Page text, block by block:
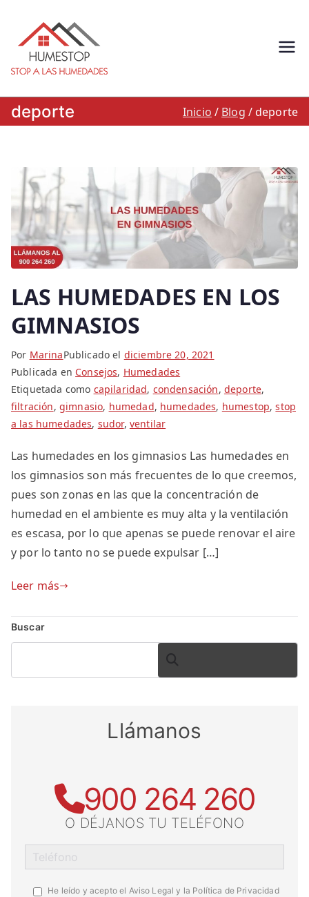
contenido
Stop a las
humedades.
900 264 260
capilaridad, filtracion o
condensacion: Humestop
deporte Inicio Blog deporte
LAS HUMEDADES EN LOS
GIMNASIOS
Por MarinaPublicado el diciembre 20, 2021
Publicada en Consejos, Humedades
Etiquetada como capilaridad, condensación, deporte,
filtración, gimnasio, humedad, humedades, humestop,stop
a las humedades, sudor, ventilar
Las humedades en los gimnasios Las humedades en
los gimnasios son más frecuentes de lo que creemos,
pues son zonas en las que la concentración de
humedad en el ambiente es muy alta y la ventilación
es escasa, por lo que apenas se puede renovar el aire
y por lo tanto no se puede expulsar […]
Leer más
Buscar
BUSCAR
Llámanos
900 264 260
O DÉJANOS TU TELÉFONO
He leído y acepto el Aviso Legal y la Política de Privacidad